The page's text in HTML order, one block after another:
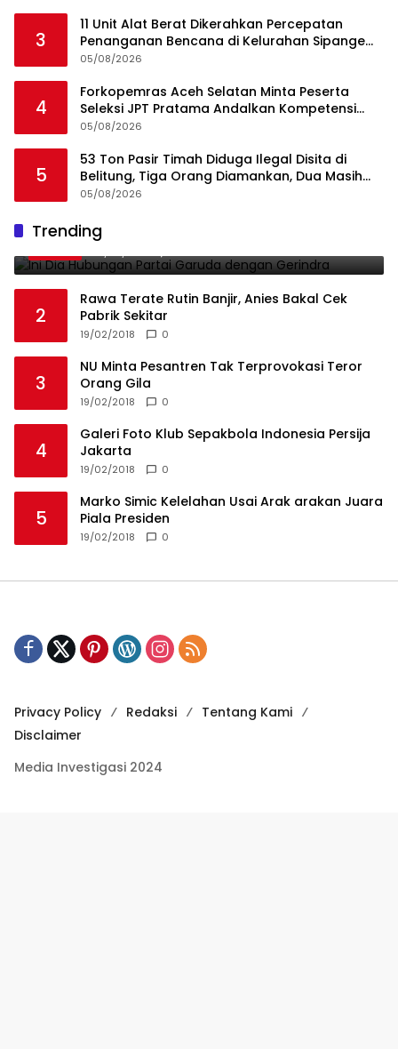
3
11 Unit Alat Berat Dikerahkan Percepatan
Penanganan Bencana di Kelurahan Sipange
Kecamatan Tukka
05/08/2026
4
Forkopemras Aceh Selatan Minta Peserta
Seleksi JPT Pratama Andalkan Kompetensi
dan Integritas, Bukan Kedekatan
05/08/2026
5
53 Ton Pasir Timah Diduga Ilegal Disita di
Belitung, Tiga Orang Diamankan, Dua Masih
Diburu
05/08/2026
Trending
1
Gerindra
2
Rawa Terate Rutin Banjir, Anies Bakal Cek
Pabrik Sekitar
19/02/2018 0
3
NU Minta Pesantren Tak Terprovokasi Teror
Orang Gila
19/02/2018 0
4
Galeri Foto Klub Sepakbola Indonesia Persija
Jakarta
19/02/2018 0
5
Marko Simic Kelelahan Usai Arak arakan Juara
Piala Presiden
19/02/2018 0
Privacy Policy Redaksi
Tentang Kami
Disclaimer
Media Investigasi 2024